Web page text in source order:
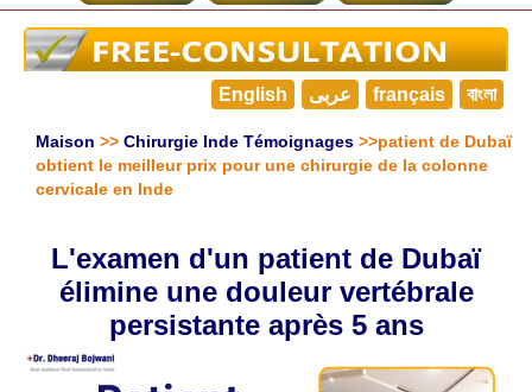
English عربى français বাংলা
Maison >> Chirurgie Inde Témoignages >>patient de Dubaï
obtient le meilleur prix pour une chirurgie de la colonne
cervicale en Inde
L'examen d'un patient de Dubaï
élimine une douleur vertébrale
persistante après 5 ans